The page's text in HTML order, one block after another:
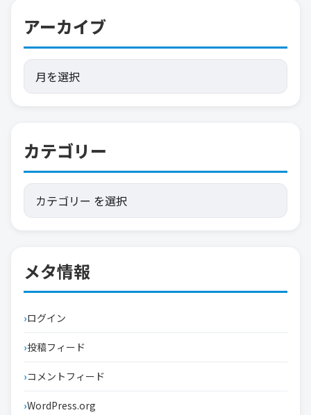
送
り
アーカイブ
カテゴリー
メタ情報
ログイン
投稿フィード
コメントフィード
WordPress.org